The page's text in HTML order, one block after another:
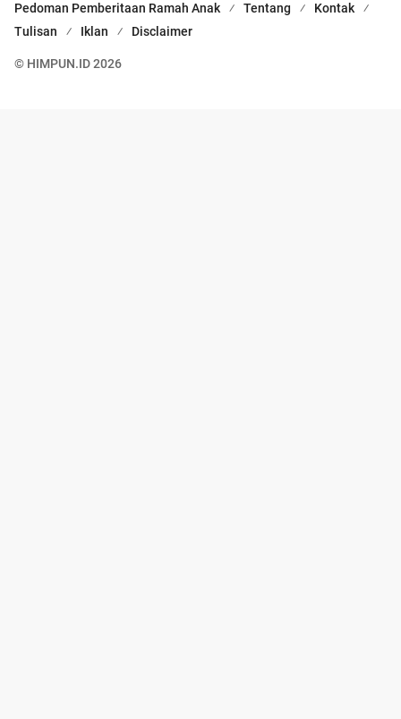
Pedoman Pemberitaan Ramah Anak
Tentang
Kontak
Tulisan
Iklan Disclaimer
© HIMPUN.ID 2026